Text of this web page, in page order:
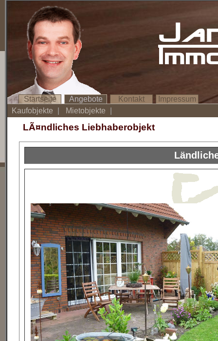
Startseite Angebote Kontakt
Impressum
Kaufobjekte
Mietobjekte
LÃ¤ndliches Liebhaberobjekt